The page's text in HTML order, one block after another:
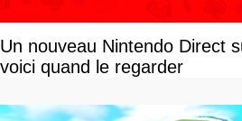
Un nouveau Nintendo Direct
voici quand le regarder